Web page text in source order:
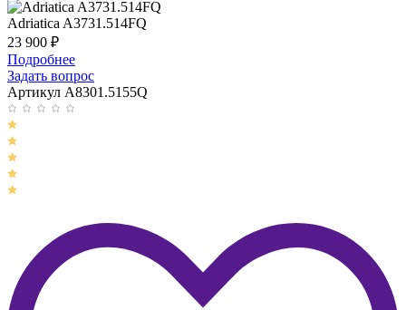
Adriatica A3731.514FQ
23 900 ₽
Подробнее
Задать вопрос
Артикул A8301.5155Q